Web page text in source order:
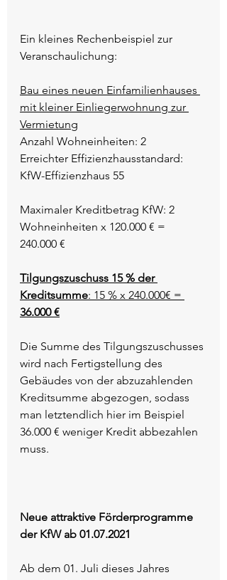
Ein kleines Rechenbeispiel zur
Veranschaulichung:
Bau eines neuen Einfamilienhauses
mit kleiner Einliegerwohnung zur
Vermietung
Anzahl Wohneinheiten: 2
Erreichter Effizienzhausstandard:
KfW-Effizienzhaus 55
Maximaler Kreditbetrag KfW: 2
Wohneinheiten x 120.000 € =
240.000 €
Tilgungszuschuss 15 % der
Kreditsumme: 15 % x 240.000€ =
36.000 €
Die Summe des Tilgungszuschusses
wird nach Fertigstellung des
Gebäudes von der abzuzahlenden
Kreditsumme abgezogen, sodass
man letztendlich hier im Beispiel
36.000 € weniger Kredit abbezahlen
muss.
Neue attraktive Förderprogramme
der KfW ab 01.07.2021
Ab dem 01. Juli dieses Jahres